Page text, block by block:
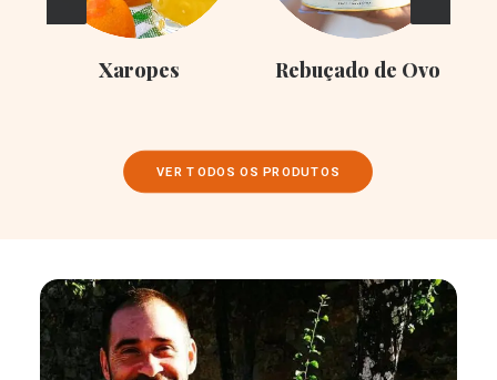
Xaropes Rebuçado de Ovo
VER TODOS OS PRODUTOS